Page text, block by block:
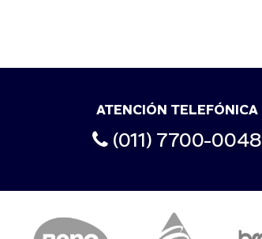
ATENCIÓN TELEFÓNICA
(011) 7700-0048